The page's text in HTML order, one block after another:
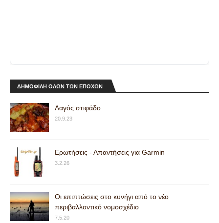
ΔΗΜΟΦΙΛΗ ΟΛΩΝ ΤΩΝ ΕΠΟΧΩΝ
Λαγός στιφάδο
20.9.23
Ερωτήσεις - Απαντήσεις για Garmin
3.2.26
Οι επιπτώσεις στο κυνήγι από το νέο
περιβαλλοντικό νομοσχέδιο
7.5.20